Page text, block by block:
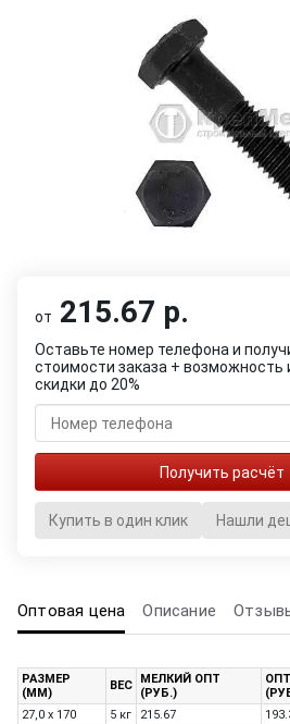
от 215.67 р.
Оставьте номер телефона и
стоимости заказа + возможность
скидки до 20%
Купить в один клик Нашли
Оптовая цена Описание
РАЗМЕР
(ММ)
ВЕС
МЕЛКИЙ ОПТ
(РУБ.)
ОПТ
27,0 х 170
5 кг 215.67